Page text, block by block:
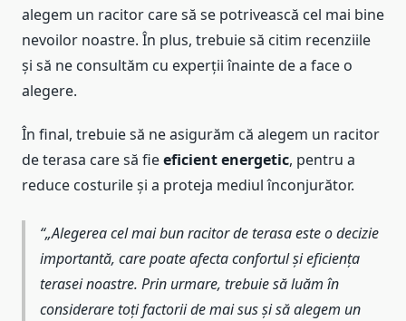
alegem un racitor care să se potrivească cel mai bine
nevoilor noastre. În plus, trebuie să citim recenziile
și să ne consultăm cu experții înainte de a face o
alegere.
În final, trebuie să ne asigurăm că alegem un racitor
de terasa care să fieeficient energetic, pentru a
reduce costurile și a proteja mediul înconjurător.
„Alegerea cel mai bun racitor de terasa este o decizie
importantă, care poate afecta confortul și eficiența
terasei noastre. Prin urmare, trebuie să luăm în
considerare toți factorii de mai sus și să alegem un